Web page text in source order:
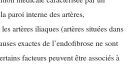
paroi interne des artères,
artères iliaques (artères situées dans
exactes de l’endofibrose ne sont
facteurs peuvent être associés à